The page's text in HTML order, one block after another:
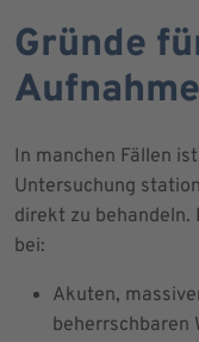
Gründe
Aufnahme
In manchen Fällen
Untersuchung
direkt zu
bei:
Akuten,
beherrschbaren